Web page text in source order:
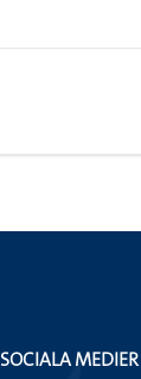
SOCIALA MEDIER